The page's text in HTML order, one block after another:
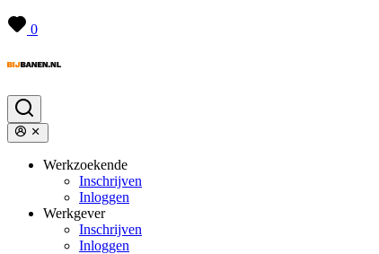
0
Werkzoekende
Inschrijven
Inloggen
Werkgever
Inschrijven
Inloggen